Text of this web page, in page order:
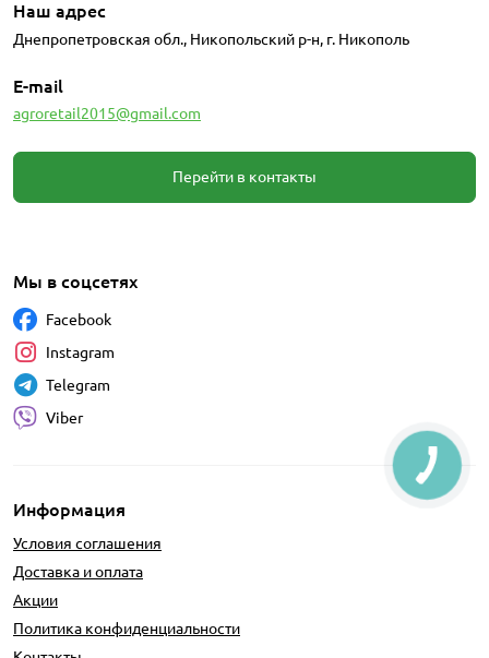
Наш адрес
Днепропетровская обл., Никопольский р-н, г. Никополь
E-mail
agroretail2015@gmail.com
Перейти в контакты
Информация
Условия соглашения
Доставка и оплата
Акции
Политика конфиденциальности
Мы в соцсетях
Facebook
Instagram
Telegram
Viber